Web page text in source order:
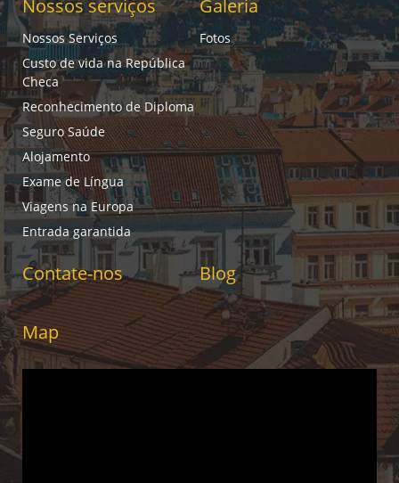
Nossos serviços
Nossos Serviços
Custo de vida na República
Checa
Reconhecimento de Diploma
Seguro Saúde
Alojamento
Exame de Língua
Viagens na Europa
Entrada garantida
Galeria
Fotos
Contate-nos Blog
Map